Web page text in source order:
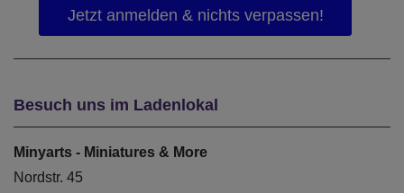
Besuch uns im Ladenlokal
Minyarts - Miniatures & More
Nordstr. 45